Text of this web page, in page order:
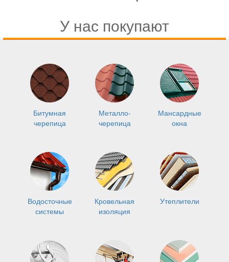
У нас покупают
Битумная
черепица
Металло-
черепица
Мансардные
окна
Водосточные
системы
Кровельная
изоляция
Утеплители